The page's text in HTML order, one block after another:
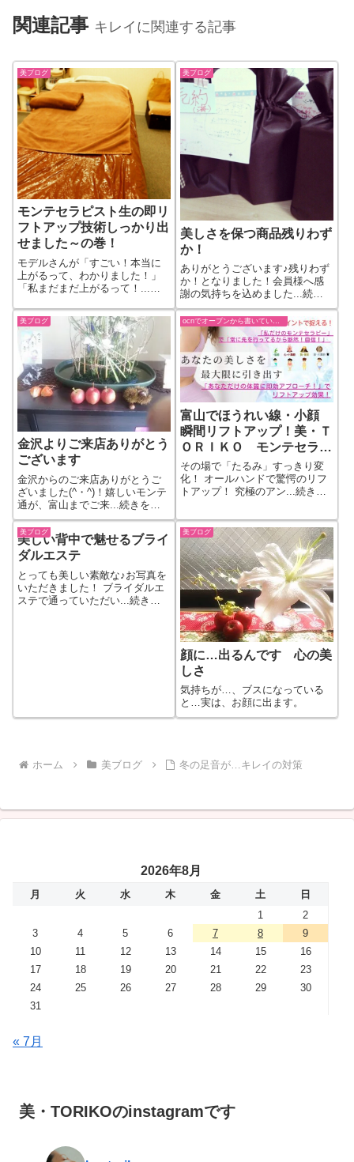
関連記事 キレイに関連する記事
美ブログ
モンテセラピスト生の即リ
フトアップ技術しっかり出
せました～の巻！
モデルさんが「すごい！本当に
上がるって、わかりました！」
「私まだまだ上がるって！...続
美ブログ
美しさを保つ商品残りわず
か！
ありがとうございます♪残りわず
か！となりました！会員様へ感
謝の気持ちを込めました...続き
をもっと見る
美ブログ
金沢よりご来店ありがとう
ございます
金沢からのご来店ありがとうご
ざいました(^・^)！嬉しいモンテ
通が、富山までご来...続きをも
っと見る
ocnでオープンから書いていた過去ブログ
富山でほうれい線・小顔
瞬間リフトアップ！美・Ｔ
ＯＲＩＫＯ モンテセラピ
ー
その場で「たるみ」すっきり変
化！ オールハンドで驚愕のリフ
トアップ！ 究極のアン...続きを
美ブログ
美しい背中で魅せるブライ
ダルエステ
とっても美しい素敵な♪お写真を
いただきました！ ブライダルエ
ステで通っていただい...続きを
美ブログ
顔に…出るんです 心の美
しさ
気持ちが…、ブスになっている
と…実は、お顔に出ます。
ホーム 美ブログ 冬の足音が…キレイの対策
2026年8月
月 火 水 木 金 土
日
1
2
3
4 5 6 7 8
9
10
11 12 13 14 15
16
17
18 19 20 21 22
23
24
25 26 27 28 29
30
31
« 7月
美・TORIKOのinstagramです